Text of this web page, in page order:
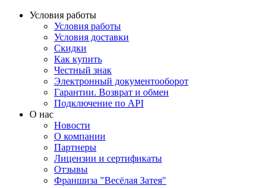
Условия работы
Условия работы
Условия доставки
Скидки
Как купить
Честный знак
Электронный документооборот
Гарантии. Возврат и обмен
Подключение по API
О нас
Новости
О компании
Партнеры
Лицензии и сертификаты
Отзывы
Франшиза "Весёлая Затея"